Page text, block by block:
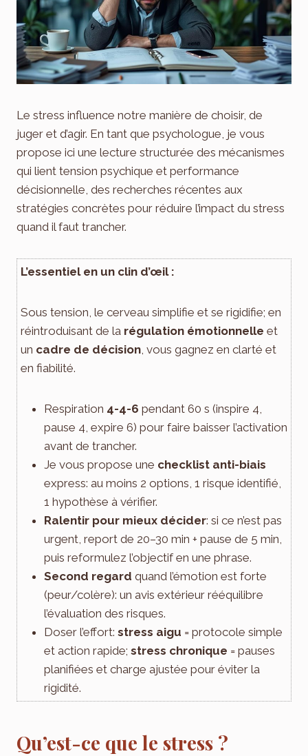
Le stress influence notre manière de choisir, de
juger et d’agir. En tant que psychologue, je vous
propose ici une lecture structurée des mécanismes
qui lient tension psychique et performance
décisionnelle, des recherches récentes aux
stratégies concrètes pour réduire l’impact du stress
quand il faut trancher.
L’essentiel en un clin d’œil :
Sous tension, le cerveau simplifie et se rigidifie; en
réintroduisant de la régulation émotionnelle et
un cadre de décision , vous gagnez en clarté et
en fiabilité.
Respiration 4-4-6 pendant 60 s (inspire 4,
pause 4, expire 6) pour faire baisser l’activation
avant de trancher.
Je vous propose une checklist anti-biais
express: au moins 2 options, 1 risque identifié,
1 hypothèse à vérifier.
Ralentir pour mieux décider: si ce n’est pas
urgent, report de 20–30 min + pause de 5 min,
puis reformulez l’objectif en une phrase.
Second regard quand l’émotion est forte
(peur/colère): un avis extérieur rééquilibre
l’évaluation des risques.
Doser l’effort: stress aigu = protocole simple
et action rapide; stress chronique = pauses
planifiées et charge ajustée pour éviter la
rigidité.
Qu’est-ce que le stress ?